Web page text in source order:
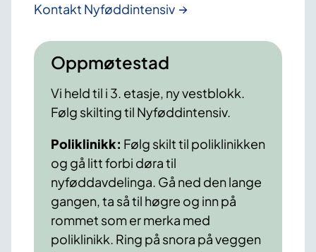
Kontakt Nyføddintensiv
Oppmøtestad
Vi held til i 3. etasje, ny vestblokk.
Følg skilting til Nyføddintensiv.
Poliklinikk: Følg skilt til poliklinikken
og gå litt forbi døra til
nyføddavdelinga. Gå ned den lange
gangen, ta så til høgre og inn på
rommet som er merka med
poliklinikk. Ring på snora på veggen